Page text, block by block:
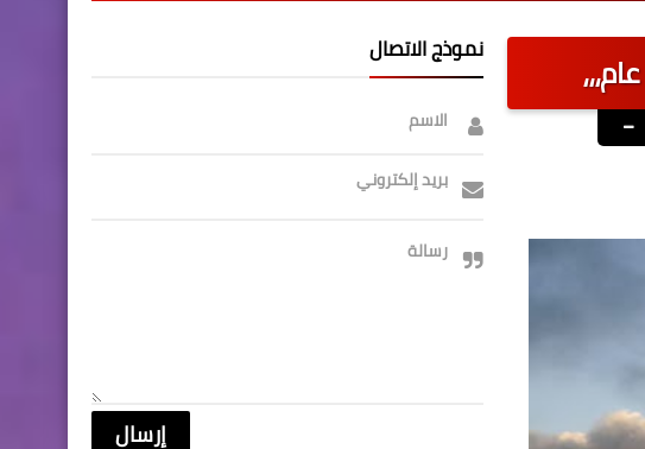
نموذج الاتصال
الاسم
بريد إلكتروني
رسالة